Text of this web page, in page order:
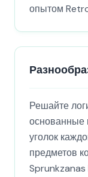
опытом
Решайте
основанные
уголок
предметов
Sprunkzanas